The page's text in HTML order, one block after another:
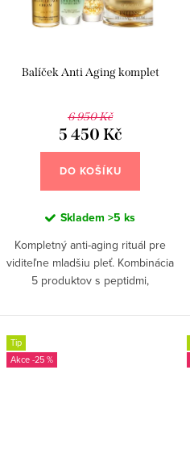
Balíček Anti Aging komplet
6 950 Kč
5 450 Kč
DO KOŠÍKU
Skladem >5 ks
Kompletný anti-aging rituál pre
viditeľne mladšiu pleť. Kombinácia
5 produktov s peptidmi,
pevnosť aj regeneráciu –...
Tip
-25 %